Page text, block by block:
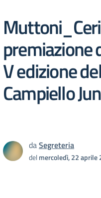
premiazione
V edizione
Campiello
daSegreteria
delmercoledì, 22 aprile